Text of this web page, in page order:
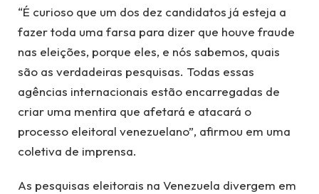
“É curioso que um dos dez candidatos já esteja a
fazer toda uma farsa para dizer que houve fraude
nas eleições, porque eles, e nós sabemos, quais
são as verdadeiras pesquisas. Todas essas
agências internacionais estão encarregadas de
criar uma mentira que afetará e atacará o
processo eleitoral venezuelano”, afirmou em uma
coletiva de imprensa.
As pesquisas eleitorais na Venezuela divergem em